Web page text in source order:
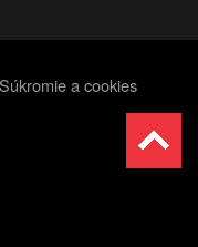
Súkromie a cookies